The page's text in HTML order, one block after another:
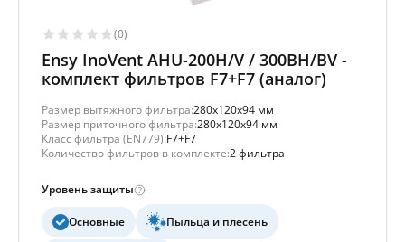
(0)
Ensy InoVent AHU-200H/V / 300BH/BV -
комплект фильтров F7+F7 (аналог)
Размер вытяжного фильтра:280x120x94 мм
Размер приточного фильтра:280x120x94 мм
Класс фильтра (EN779):F7+F7
Количество фильтров в комплекте:2 фильтра
Уровень защиты
Основные Пыльца и плесень